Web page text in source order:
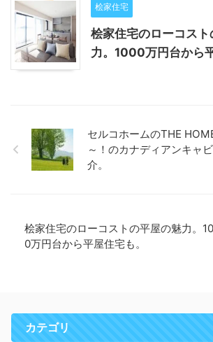
桧家住宅
桧家住宅のローコス
力。1000万円台から
セルコホームのTHE
～！のカナディアンキャ
介。
桧家住宅のローコストの平屋の魅力。
0万円台から平屋住宅も。
カテゴリ